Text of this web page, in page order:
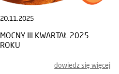
20.11.2025
MOCNY III KWARTAŁ 2025
ROKU
dowiedz się więcej